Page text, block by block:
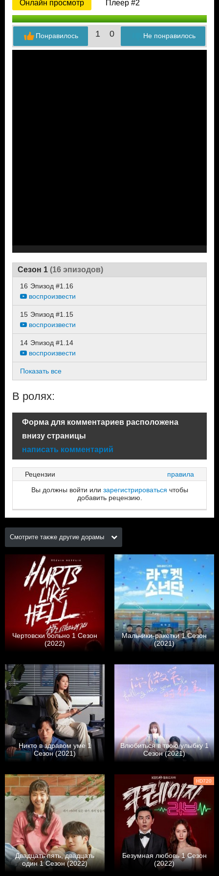
Онлайн просмотр Плеер #2
1 0 Не понравилось
Понравилось
Сезон 1 (16 эпизодов)
16 Эпизод #1.16
воспроизвести
15 Эпизод #1.15
воспроизвести
14 Эпизод #1.14
воспроизвести
Показать все
В ролях:
Форма для комментариев расположена
внизу страницы
написать комментарий
Рецензии
правила
Вы должны войти или зарегистрироваться чтобы
добавить рецензию.
Смотрите также другие дорамы
Чертовски больно 1 Сезон
(2022)
Мальчики-ракетки 1 Сезон
(2021)
Никто в здравом уме 1
Сезон (2021)
Влюбиться в твою улыбку 1
Сезон (2021)
Двадцать пять, двадцать
один 1 Сезон (2022)
HD720
Безумная любовь 1 Сезон
(2022)